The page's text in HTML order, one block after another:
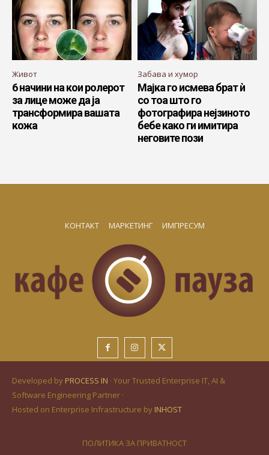
Живот
6 начини на кои ролерот
за лице може да ја
трансформира вашата
кожа
Забава и хумор
Мајка го исмева брат ѝ
со тоа што го
фотографира нејзиното
бебе како ги имитира
неговите пози
КОНТАКТ МАРКЕТИНГ ИМПРЕСУМ
Developed by PROCESS IN · Your Trusted Enterprise IT, AI &
Software Engineering Partner ·
Hosted on Enterprise Infrastructure by INHOST
ПОЛИТИКА ЗА ПРИВАТНОСТ